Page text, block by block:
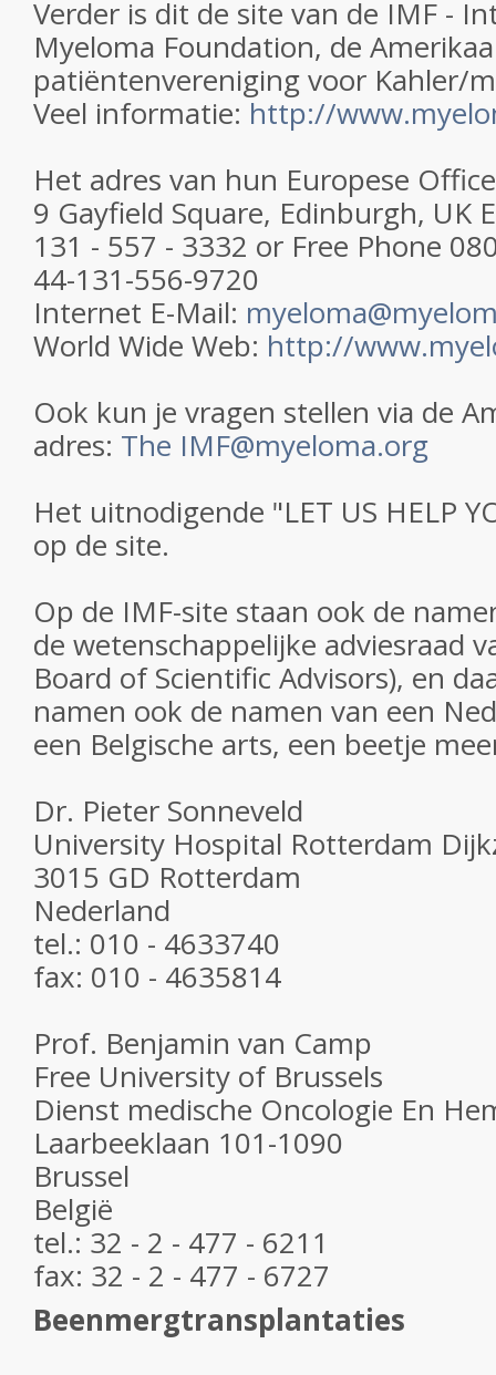
Verder is dit de site van de IMF -
Myeloma Foundation, de
patiëntenvereniging voor Kahler/
Veel informatie: http://
Het adres van hun Europese
9 Gayfield Square, Edinburgh, UK
131 - 557 - 3332 or Free Phone
44-131-556-9720
Internet E-Mail:
World Wide Web: http://
Ook kun je vragen stellen via de
adres: The IMF@myeloma.org
Het uitnodigende "LET US HELP
op de site.
Op de IMF-site staan ook de
de wetenschappelijke adviesraad
Board of Scientific Advisors), en
namen ook de namen van een
een Belgische arts, een beetje
Dr. Pieter Sonneveld
University Hospital Rotterdam
3015 GD Rotterdam
Nederland
tel.: 010 - 4633740
fax: 010 - 4635814
Prof. Benjamin van Camp
Free University of Brussels
Dienst medische Oncologie En
Laarbeeklaan 101-1090
Brussel
België
tel.: 32 - 2 - 477 - 6211
fax: 32 - 2 - 477 - 6727
Beenmergtransplantaties